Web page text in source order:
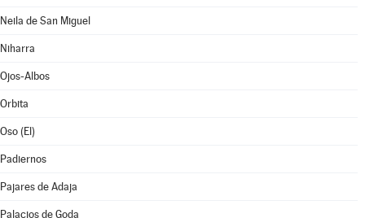
Neila de San Miguel
Niharra
Ojos-Albos
Orbita
Oso (El)
Padiernos
Pajares de Adaja
Palacios de Goda